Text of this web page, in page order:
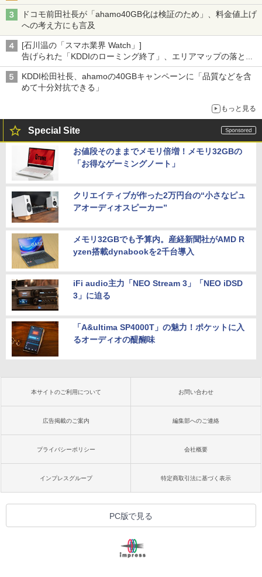
ドコモ前田社長が「ahamo40GB化は検証のため」、料金値上げ
への考え方にも言及
[石川温の「スマホ業界 Watch」]
告げられた「KDDIのローミング終了」、エリアマップの落とし
穴と楽天モバイルの課題
KDDI松田社長、ahamoの40GBキャンペーンに「品質などを含
めて十分対抗できる」
もっと見る
Special Site
お値段そのままでメモリ倍増！メモリ32GBの
「お得なゲーミングノート」
クリエイティブが作った2万円台の“小さなピュ
アオーディオスピーカー”
メモリ32GBでも予算内。産経新聞社がAMD R
yzen搭載dynabookを2千台導入
iFi audio主力「NEO Stream 3」「NEO iDSD
3」に迫る
「A&ultima SP4000T」の魅力！ポケットに入
るオーディオの醍醐味
本サイトのご利用について お問い合わせ
広告掲載のご案内 編集部へのご連絡
プライバシーポリシー 会社概要
インプレスグループ 特定商取引法に基づく表示
PC版で見る